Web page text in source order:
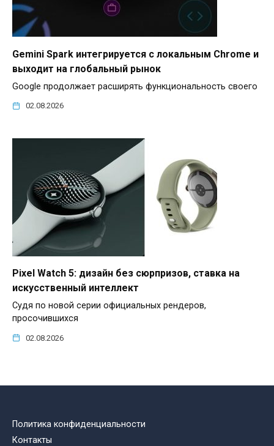
Gemini Spark интегрируется с локальным Chrome и
выходит на глобальный рынок
Google продолжает расширять функциональность своего
02.08.2026
Pixel Watch 5: дизайн без сюрпризов, ставка на
искусственный интеллект
Судя по новой серии официальных рендеров,
просочившихся
02.08.2026
Политика конфиденциальности
Контакты